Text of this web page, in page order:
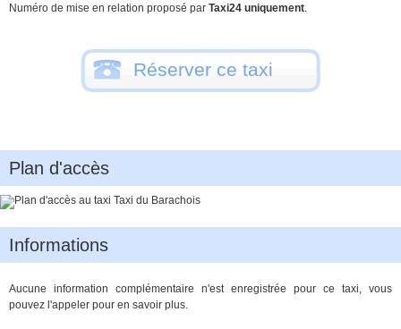
Numéro de mise en relation proposé par Taxi24 uniquement.
Réserver ce taxi
Plan d'accès
Informations
Aucune information complémentaire n'est enregistrée pour ce taxi, vous
pouvez l'appeler pour en savoir plus.